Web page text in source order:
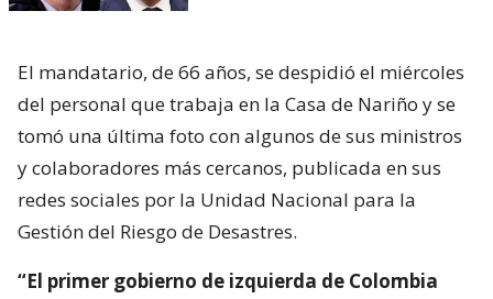
El mandatario, de 66 años, se despidió el miércoles
del personal que trabaja en la Casa de Nariño y se
tomó una última foto con algunos de sus ministros
y colaboradores más cercanos, publicada en sus
redes sociales por la Unidad Nacional para la
Gestión del Riesgo de Desastres.
“El primer gobierno de izquierda de Colombia